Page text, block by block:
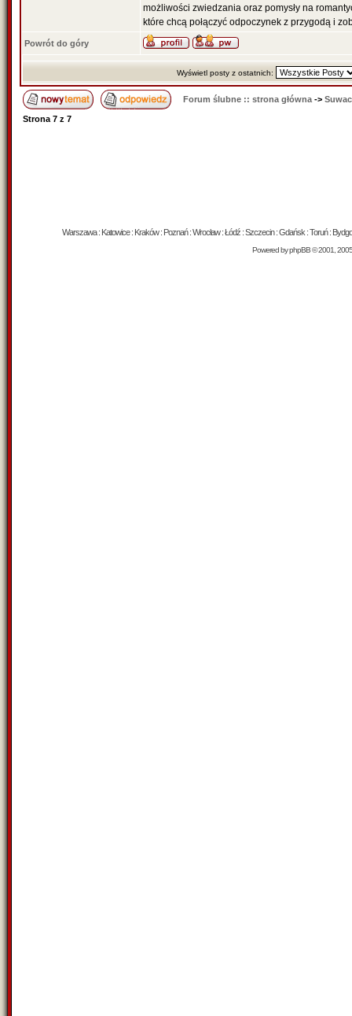
możliwości zwiedzania oraz pomysły na
które chcą połączyć odpoczynek z przygodą i
Powrót do góry
Wyświetl posty z ostatnich:
Forum ślubne :: strona główna ->
Strona 7 z 7
Warszawa : Katowice : Kraków : Poznań : Wrocław : Łódź : Szczecin : Gdańsk : Toruń :
Powered byphpBB© 2001,